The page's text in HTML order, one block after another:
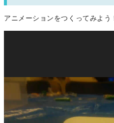
アニメーションをつくってみよう
ー
ー